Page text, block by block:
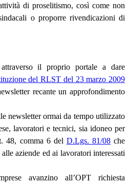
di proselitismo, così come non
o proporre rivendicazioni di
il proprio portale a dare
del RLST del 23 marzo 2009
recante un approfondimento
newsletter ormai da tempo utilizzato
lavoratori e tecnici, sia idoneo per
48, comma 6 del D.Lgs. 81/08che
aziende ed ai lavoratori interessati
avanzino all’OPT richiesta